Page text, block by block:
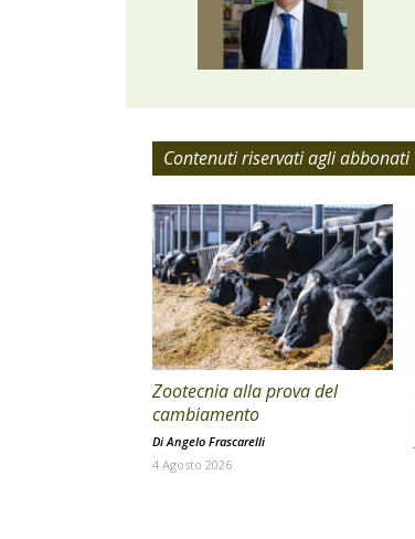
Contenuti riservati agli abbonati
Zootecnia alla prova del
cambiamento
Di Angelo Frascarelli
4 Agosto 2026